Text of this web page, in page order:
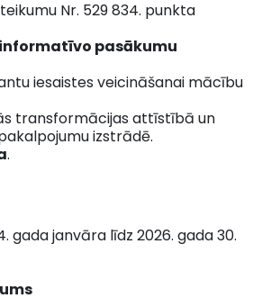
Nr. 529 834. punkta
pasākumu
iesaistes veicināšanai mācību
transformācijas attīstībā un
izstrādē.
.
gada janvāra līdz 2026. gada 30.